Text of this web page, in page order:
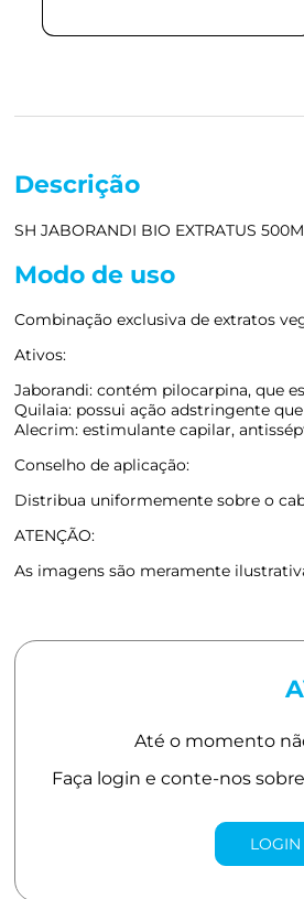
Descrição
SH JABORANDI BIO EXTRATUS
Modo de uso
Combinação exclusiva de extratos
Ativos:
Jaborandi: contém pilocarpina, que
Quilaia: possui ação adstringente
Alecrim: estimulante capilar,
Conselho de aplicação:
Distribua uniformemente sobre o
ATENÇÃO:
As imagens são meramente
LOGIN